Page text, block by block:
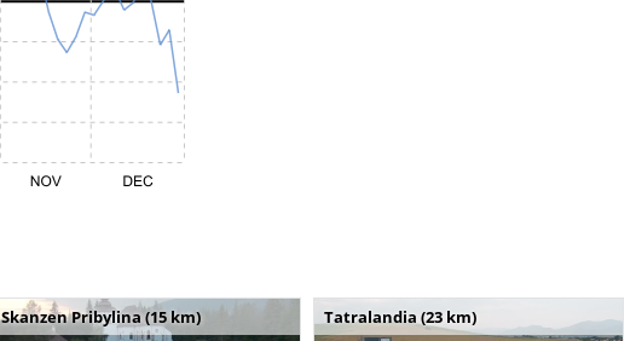
Skanzen Pribylina (15 km) Tatralandia (23 km)